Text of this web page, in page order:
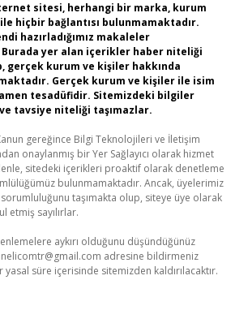
sitesi, herhangi bir marka, kurum
hiçbir bağlantısı bulunmamaktadır.
hazırladığımız makaleler
Burada yer alan içerikler haber niteliği
gerçek kurum ve kişiler hakkında
Gerçek kurum ve kişiler ile isim
tesadüfidir. Sitemizdeki bilgiler
tavsiye niteliği taşımazlar.
gereğince Bilgi Teknolojileri ve İletişim
onaylanmış bir Yer Sağlayıcı olarak hizmet
sitedeki içerikleri proaktif olarak denetleme
bulunmamaktadır. Ancak, üyelerimiz
taşımakta olup, siteye üye olarak
etmiş sayılırlar.
aykırı olduğunu düşündüğünüz
adresine bildirmeniz
süre içerisinde sitemizden kaldırılacaktır.